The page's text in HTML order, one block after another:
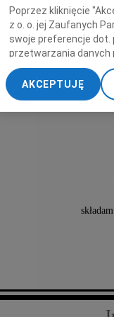
Poprzez kliknięcie
z o. o. jej Zaufanych
swoje preferencje dot.
przetwarzania danych
„Ustawienia
My, nasi Zaufani
dokładnych danych
Przechowywanie
treści, badnie
AKCEPTUJĘ